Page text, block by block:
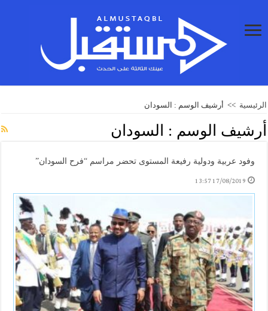
الرئيسية >> أرشيف الوسم : السودان
أرشيف الوسم : السودان
وفود عربية ودولية رفيعة المستوى تحضر مراسم “فرح السودان”
17/08/2019 13:57